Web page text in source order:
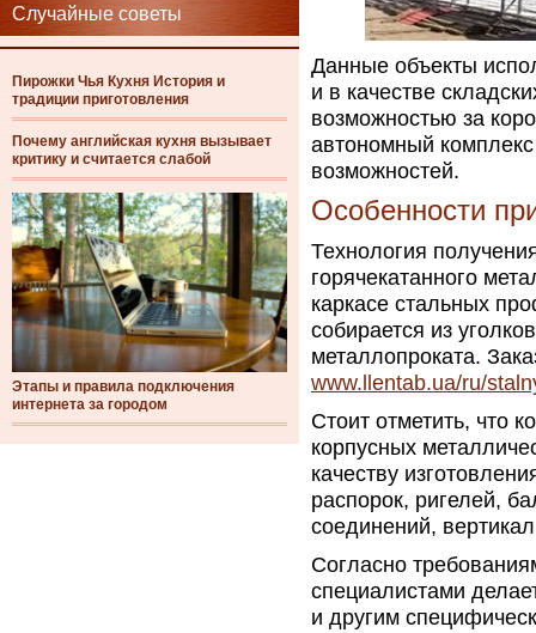
Случайные советы
Пирожки Чья Кухня История и
традиции приготовления
Почему английская кухня вызывает
критику и считается слабой
Этапы и правила подключения
интернета за городом
Данные объекты
и в качестве
возможностью за
автономный
возможностей.
Особенности
Технология
горячекатанного
каркасе стальных
собирается из
металлопроката.
www.llentab.ua/ru/
Стоит отметить, что
корпусных
качеству
распорок, ригелей,
соединений,
Согласно
специалистами
и другим